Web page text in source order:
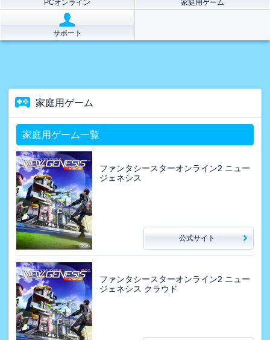
PCオンライン 家庭用ゲーム
サポート
家庭用ゲーム
家庭用ゲーム一覧
ファンタシースターオンライン2 ニュー
ジェネシス
公式サイト
ファンタシースターオンライン2 ニュー
ジェネシス クラウド